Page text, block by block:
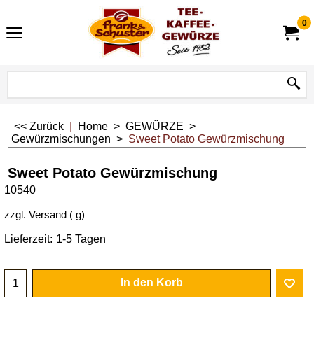
0
<< Zurück Home > GEWÜRZE >
Gewürzmischungen > Sweet Potato Gewürzmischung
Sweet Potato Gewürzmischung
10540
zzgl. Versand g
Lieferzeit: 1-5 Tagen
In den Korb